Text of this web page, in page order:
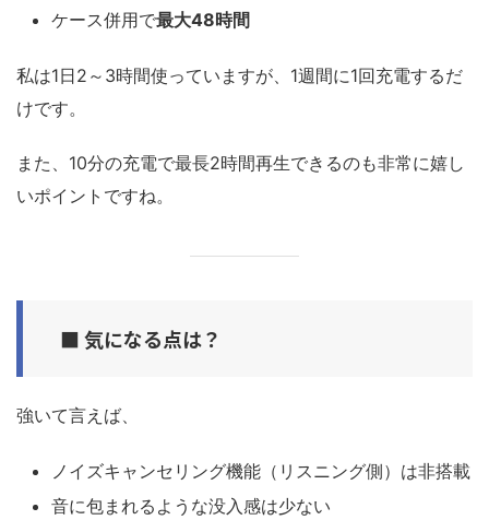
ケース併用で最大48時間
私は1日2～3時間使っていますが、1週間に1回充電するだ
けです。
また、10分の充電で最長2時間再生できるのも非常に嬉し
いポイントですね。
■ 気になる点は？
強いて言えば、
ノイズキャンセリング機能（リスニング側）は非搭載
音に包まれるような没入感は少ない